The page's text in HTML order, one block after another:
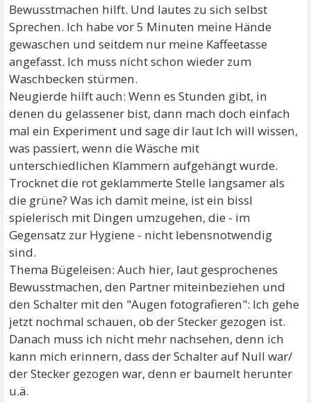
Bewusstmachen hilft. Und lautes zu sich selbst
Sprechen. Ich habe vor 5 Minuten meine Hände
gewaschen und seitdem nur meine Kaffeetasse
angefasst. Ich muss nicht schon wieder zum
Waschbecken stürmen.
Neugierde hilft auch: Wenn es Stunden gibt, in
denen du gelassener bist, dann mach doch einfach
mal ein Experiment und sage dir laut Ich will wissen,
was passiert, wenn die Wäsche mit
unterschiedlichen Klammern aufgehängt wurde.
Trocknet die rot geklammerte Stelle langsamer als
die grüne? Was ich damit meine, ist ein bissl
spielerisch mit Dingen umzugehen, die - im
Gegensatz zur Hygiene - nicht lebensnotwendig
sind.
Thema Bügeleisen: Auch hier, laut gesprochenes
Bewusstmachen, den Partner miteinbeziehen und
den Schalter mit den "Augen fotografieren": Ich gehe
jetzt nochmal schauen, ob der Stecker gezogen ist.
Danach muss ich nicht mehr nachsehen, denn ich
kann mich erinnern, dass der Schalter auf Null war/
der Stecker gezogen war, denn er baumelt herunter
u.ä.